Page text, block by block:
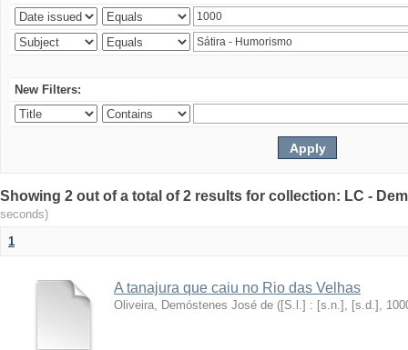
New Filters:
Showing 2 out of a total of 2 results for collection: LC -
seconds)
1
A tanajura que caiu no Rio das Velhas
Oliveira, Demóstenes José de ([S.l.] : [s.n.], [s.d.] ,